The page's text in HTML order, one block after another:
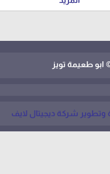
ابو طعيمة تويز
وتطوير شركة ديجيتال لايف